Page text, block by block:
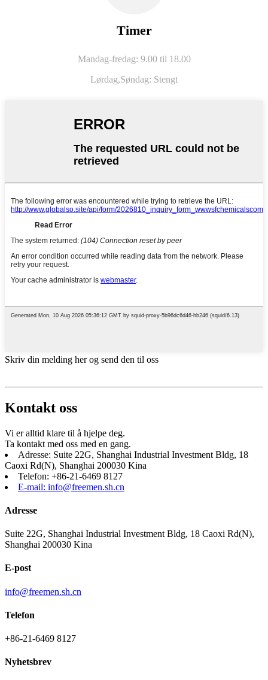
Timer
Mandag-fredag: 9.00 til 18.00
Lørdag,Søndag: Stengt
Skriv din melding her og send den til oss
Kontakt oss
Vi er alltid klare til å hjelpe deg.
Ta kontakt med oss ​​med en gang.
Adresse: Suite 22G, Shanghai Industrial Investment Bldg, 18
Caoxi Rd(N), Shanghai 200030 Kina
Telefon: +86-21-6469 8127
E-mail: info@freemen.sh.cn
Adresse
Suite 22G, Shanghai Industrial Investment Bldg, 18 Caoxi Rd(N),
Shanghai 200030 Kina
E-post
info@freemen.sh.cn
Telefon
+86-21-6469 8127
Nyhetsbrev